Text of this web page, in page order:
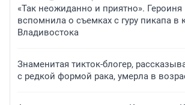
«Так неожиданно и приятно».
вспомнила о съемках с гуру пикапа в
Владивостока
Знаменитая тикток-блогер,
с редкой формой рака, умерла в